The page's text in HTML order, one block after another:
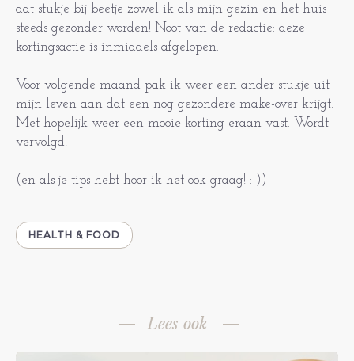
dat stukje bij beetje zowel ik als mijn gezin en het huis
steeds gezonder worden! Noot van de redactie: deze
kortingsactie is inmiddels afgelopen.
Voor volgende maand pak ik weer een ander stukje uit
mijn leven aan dat een nog gezondere make-over krijgt.
Met hopelijk weer een mooie korting eraan vast. Wordt
vervolgd!
(en als je tips hebt hoor ik het ook graag! :-))
HEALTH & FOOD
Lees ook